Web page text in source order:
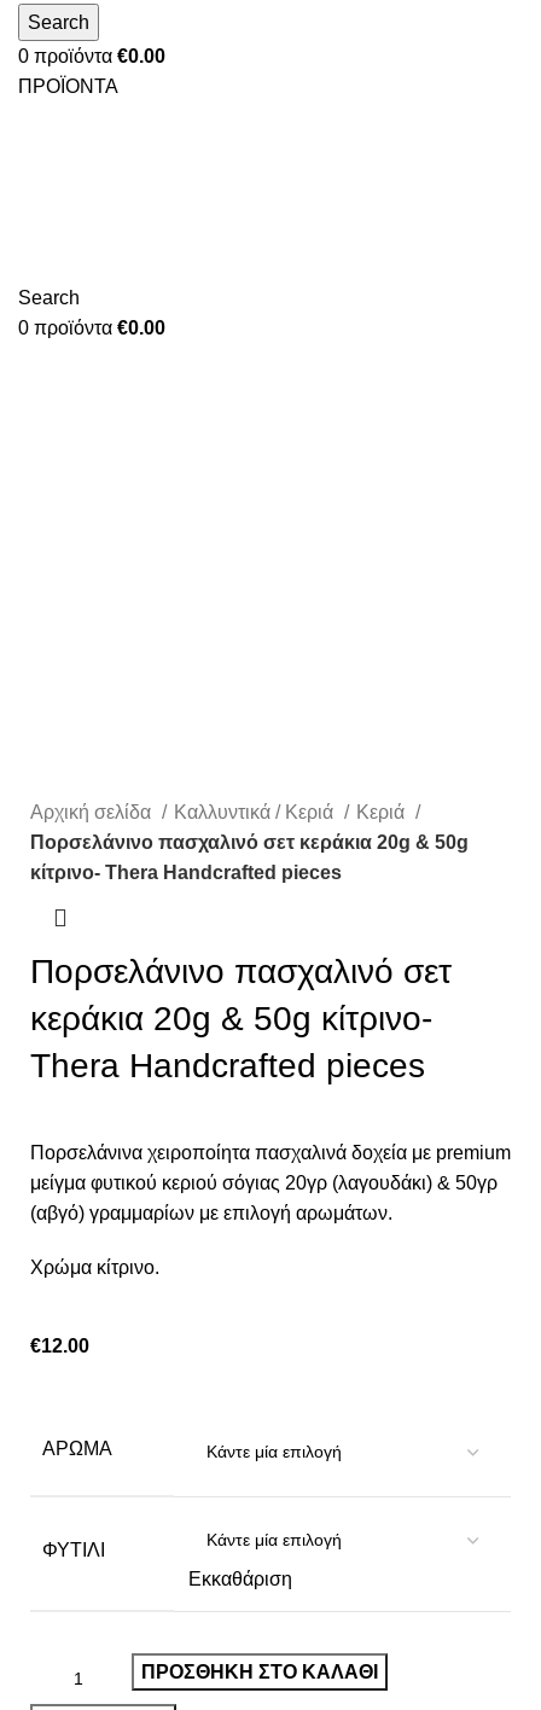
Search
0 προϊόντα €0.00
ΠΡΟΪΟΝΤΑ
Search
0 προϊόντα €0.00
Αρχική σελίδα Καλλυντικά / Κεριά
Κεριά
Πορσελάνινο πασχαλινό σετ κεράκια 20g & 50g
κίτρινο- Thera Handcrafted pieces
Πορσελάνινο πασχαλινό σετ
κεράκια 20g & 50g κίτρινο-
Thera Handcrafted pieces
Πορσελάνινα χειροποίητα πασχαλινά δοχεία με premium
μείγμα φυτικού κεριού σόγιας 20γρ (λαγουδάκι) & 50γρ
(αβγό) γραμμαρίων με επιλογή αρωμάτων.
Χρώμα κίτρινο.
€12.00
ΆΡΩΜΑ
ΦΥΤΊΛΙ
Εκκαθάριση
ΠΡΟΣΘΉΚΗ ΣΤΟ ΚΑΛΆΘΙ